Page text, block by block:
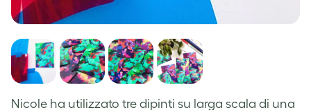
Nicole ha utilizzato tre dipinti su larga scala di una